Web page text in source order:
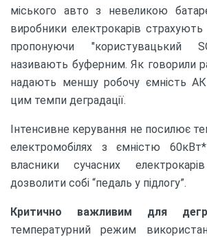
міського авто з невеликою
виробники електрокарів страхують
пропонуючи "користувацький
називають буферним. Як говорили
надають меншу робочу ємність
цим темпи деградації.
Інтенсивне керування не посилює
електромобілях з ємністю
власники сучасних
дозволити собі “педаль у підлогу”.
Критично важливим для
температурний режим